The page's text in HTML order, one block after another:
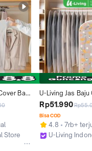
Baju
Store
U-Living Jas Baju
Motif Bunga
Air Anti Debu
Pakaian Dengan
Rp51.990
Bisa COD
4.8
7rb+
U-Living